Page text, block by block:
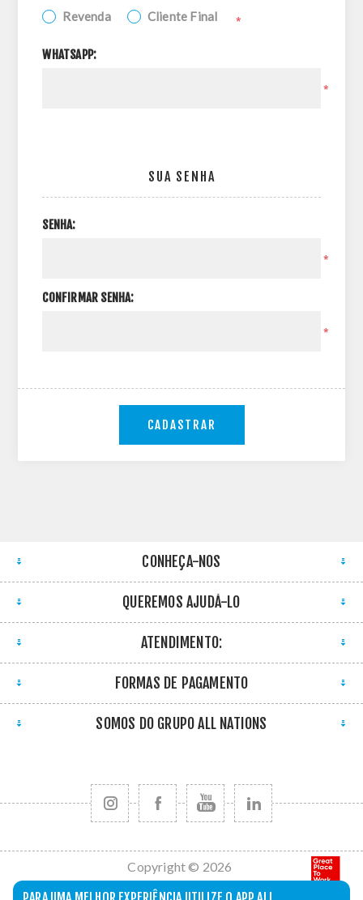
Revenda Cliente Final *
WHATSAPP:
*
SUA SENHA
SENHA:
*
CONFIRMAR SENHA:
*
CADASTRAR
CONHEÇA-NOS
QUEREMOS AJUDÁ-LO
ATENDIMENTO:
FORMAS DE PAGAMENTO
SOMOS DO GRUPO ALL NATIONS
Copyright © 2026
All Nations. Todos